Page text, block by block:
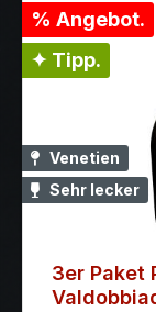
% Angebot.
✦ Tipp.
Venetien
Sehr lecker
3er Paket